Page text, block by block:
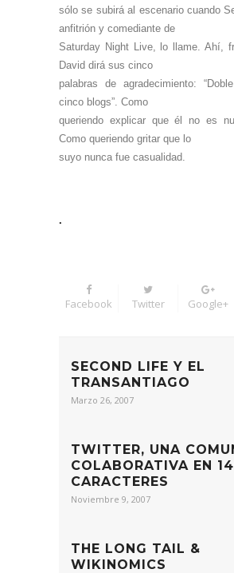
sólo se subirá al escenario cuando
anfitrión y comediante de
Saturday Night Live, lo llame. Ahí,
David dirá sus cinco
palabras de agradecimiento:
cinco blogs”. Como
queriendo explicar que él no es
Como queriendo gritar que lo
suyo nunca fue casualidad.
.
Facebook Twitter Google+
SECOND LIFE Y EL
TRANSANTIAGO
Marzo 26, 2007
TWITTER, UNA
COLABORATIVA EN
CARACTERES
Noviembre 9, 2007
THE LONG TAIL &
WIKINOMICS